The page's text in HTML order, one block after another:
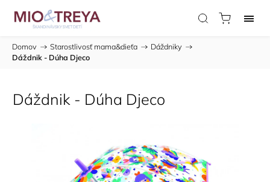
Domov / Starostlivosť mama&dieťa / Dáždniky /
Dáždnik - Dúha Djeco
Dáždnik - Dúha Djeco